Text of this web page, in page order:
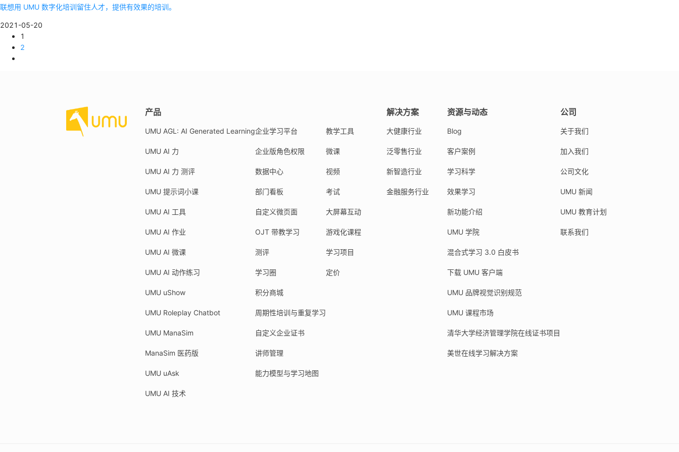
联想用 UMU 数字化培训留住人才，提供有效果的培训。
2021-05-20
1
2
产品
UMU AGL: AI Generated Learning
UMU AI 力
UMU AI 力 测评
UMU 提示词小课
UMU AI 工具
UMU AI 作业
UMU AI 微课
UMU AI 动作练习
UMU uShow
UMU Roleplay Chatbot
UMU ManaSim
ManaSim 医药版
UMU uAsk
UMU AI 技术
企业学习平台
企业版角色权限
数据中心
部门看板
自定义微页面
OJT 带教学习
测评
学习圈
积分商城
周期性培训与重复学习
自定义企业证书
讲师管理
能力模型与学习地图
教学工具
微课
视频
考试
大屏幕互动
游戏化课程
学习项目
定价
解决方案
大健康行业
泛零售行业
新智造行业
金融服务行业
资源与动态
Blog
客户案例
学习科学
效果学习
新功能介绍
UMU 学院
混合式学习 3.0 白皮书
下载 UMU 客户端
UMU 品牌视觉识别规范
UMU 课程市场
清华大学经济管理学院在线证书项目
美世在线学习解决方案
公司
关于我们
加入我们
公司文化
UMU 新闻
UMU 教育计划
联系我们